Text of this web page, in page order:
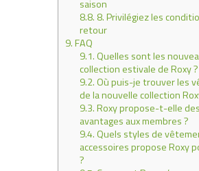
saison
8.8. 8. Privilégiez les
retour
9.FAQ
9.1.Quelles sont les
collection estivale de Roxy ?
9.2.Où puis-je trouver les
de la nouvelle collection
9.3.Roxy propose-t-elle des
avantages aux membres ?
9.4.Quels styles de
accessoires propose Roxy
?